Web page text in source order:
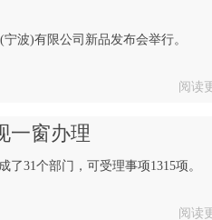
波)有限公司新品发布会举行。
阅读
一窗办理
31个部门，可受理事项1315项。
阅读